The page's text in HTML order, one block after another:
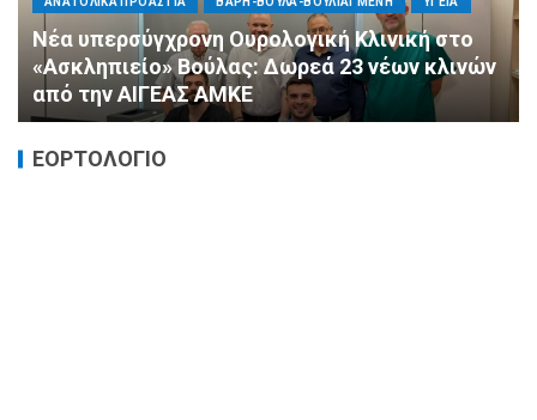
«Ημέρα Καρδιάς»: Μια πρωτοποριακή δράση
πρόληψης από τη ΔΗΜ.ΤΟ. Νέας
Φιλαδέλφειας – Νέας Χαλκηδόνας
ΕΟΡΤΟΛΟΓΙΟ